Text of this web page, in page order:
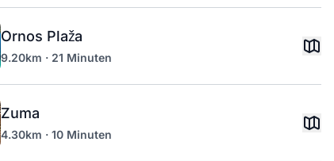
Ornos Plaža
9.20km · 21 Minuten
Zuma
4.30km · 10 Minuten